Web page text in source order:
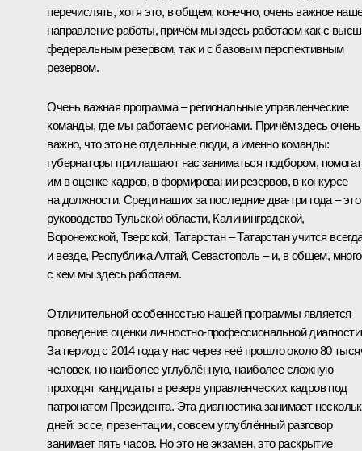
перечислять, хотя это, в общем, конечно, очень важное
направление работы, причём мы здесь работаем как с
федеральным резервом, так и с базовым перспективным
резервом.
Очень важная программа – региональные управленческие
команды, где мы работаем с регионами. Причём здесь очень
важно, что это не отдельные люди, а именно команды:
губернаторы приглашают нас заниматься подбором,
им в оценке кадров, в формировании резервов, в конкурсе
на должности. Среди наших за последние два‑три года – это
руководство Тульской области, Калининградской,
Воронежской, Тверской, Татарстан – Татарстан учится
и везде, Республика Алтай, Севастополь – и, в общем, много
с кем мы здесь работаем.
Отличительной особенностью нашей программы является
проведение оценки личностно‑профессиональной
За период с 2014 года у нас через неё прошло около 80
человек, но наиболее углублённую, наиболее сложную
проходят кандидаты в резерв управленческих кадров под
патронатом Президента. Эта диагностика занимает
дней: эссе, презентации, совсем углублённый разговор
занимает пять часов. Но это не экзамен, это раскрытие